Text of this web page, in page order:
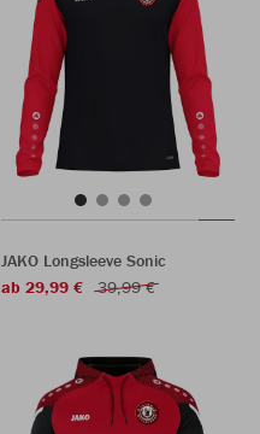
JAKO Longsleeve Sonic
ab 29,99 €
39,99 €